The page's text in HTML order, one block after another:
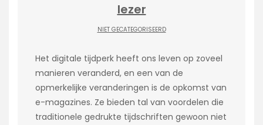
lezer
NIET GECATEGORISEERD
Het digitale tijdperk heeft ons leven op zoveel
manieren veranderd, en een van de
opmerkelijke veranderingen is de opkomst van
e-magazines. Ze bieden tal van voordelen die
traditionele gedrukte tijdschriften gewoon niet